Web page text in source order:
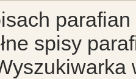
spisy